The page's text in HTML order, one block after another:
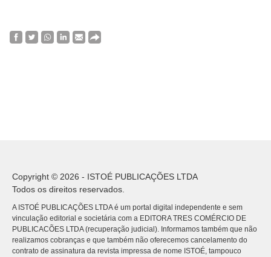
Copyright © 2026 - ISTOÉ PUBLICAÇÕES LTDA
Todos os direitos reservados.
A ISTOÉ PUBLICAÇÕES LTDA é um portal digital independente e sem
vinculação editorial e societária com a EDITORA TRES COMÉRCIO DE
PUBLICACÕES LTDA (recuperação judicial). Informamos também que não
realizamos cobranças e que também não oferecemos cancelamento do
contrato de assinatura da revista impressa de nome ISTOÉ, tampouco